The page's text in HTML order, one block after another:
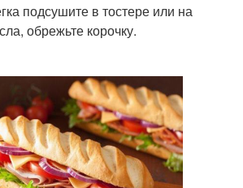
подсушите в тостере или на
обрежьте корочку.